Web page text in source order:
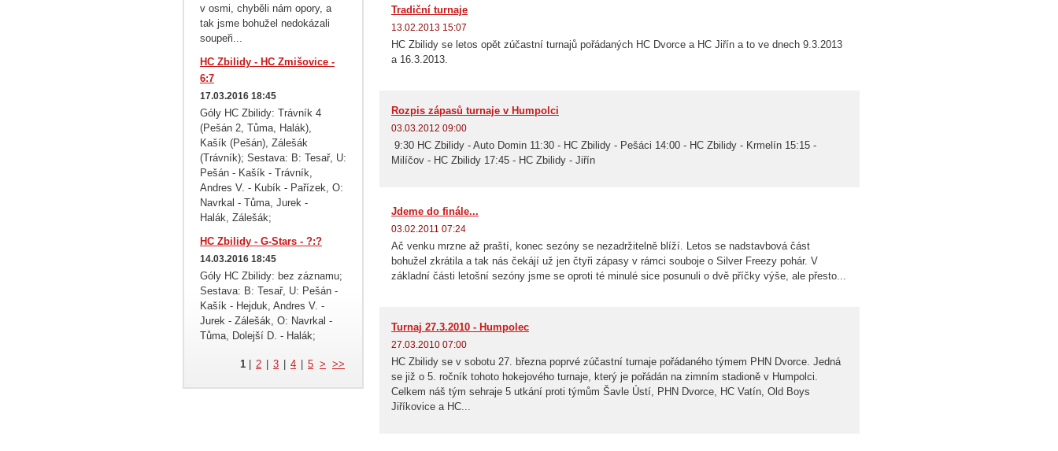
Tradiční turnaje
13.02.2013 15:07
HC Zbilidy se letos opět zúčastní turnajů pořádaných HC Dvorce a HC Jiřín a to ve dnech 9.3.2013
a 16.3.2013.
Rozpis zápasů turnaje v Humpolci
03.03.2012 09:00
9:30 HC Zbilidy - Auto Domin 11:30 - HC Zbilidy - Pešáci 14:00 - HC Zbilidy - Krmelín 15:15 -
Milíčov - HC Zbilidy 17:45 - HC Zbilidy - Jiřín
Jdeme do finále...
03.02.2011 07:24
Ač venku mrzne až praští, konec sezóny se nezadržitelně blíží. Letos se nadstavbová část
bohužel zkrátila a tak nás čekájí už jen čtyři zápasy v rámci souboje o Silver Freezy pohár. V
základní části letošní sezóny jsme se oproti té minulé sice posunuli o dvě příčky výše, ale přesto...
Turnaj 27.3.2010 - Humpolec
27.03.2010 07:00
HC Zbilidy se v sobotu 27. března poprvé zúčastní turnaje pořádaného týmem PHN Dvorce. Jedná
se již o 5. ročník tohoto hokejového turnaje, který je pořádán na zimním stadioně v Humpolci.
Celkem náš tým sehraje 5 utkání proti týmům Šavle Ústí, PHN Dvorce, HC Vatín, Old Boys
Jiříkovice a HC...
v osmi, chyběli nám opory, a
tak jsme bohužel nedokázali
soupeři...
HC Zbilidy - HC Zmišovice -
6:7
17.03.2016 18:45
Góly HC Zbilidy: Trávník 4
(Pešán 2, Tůma, Halák),
Kašík (Pešán), Zálešák
(Trávník); Sestava: B: Tesař, U:
Pešán - Kašík - Trávník,
Andres V. - Kubík - Pařízek, O:
Navrkal - Tůma, Jurek -
Halák, Zálešák;
HC Zbilidy - G-Stars - ?:?
14.03.2016 18:45
Góly HC Zbilidy: bez záznamu;
Sestava: B: Tesař, U: Pešán -
Kašík - Hejduk, Andres V. -
Jurek - Zálešák, O: Navrkal -
Tůma, Dolejší D. - Halák;
1 2 3 4 5 > >>